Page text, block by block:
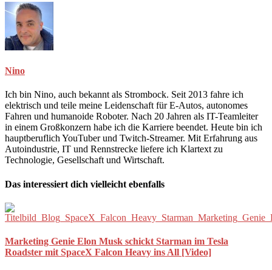
Nino
Ich bin Nino, auch bekannt als Strombock. Seit 2013 fahre ich
elektrisch und teile meine Leidenschaft für E-Autos, autonomes
Fahren und humanoide Roboter. Nach 20 Jahren als IT-Teamleiter
in einem Großkonzern habe ich die Karriere beendet. Heute bin ich
hauptberuflich YouTuber und Twitch-Streamer. Mit Erfahrung aus
Autoindustrie, IT und Rennstrecke liefere ich Klartext zu
Technologie, Gesellschaft und Wirtschaft.
Das interessiert dich vielleicht ebenfalls
Marketing Genie Elon Musk schickt Starman im Tesla
Roadster mit SpaceX Falcon Heavy ins All [Video]